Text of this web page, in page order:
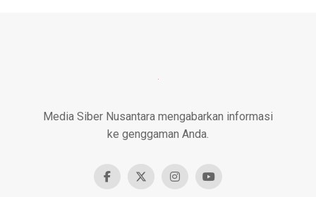
Media Siber Nusantara mengabarkan informasi
ke genggaman Anda.